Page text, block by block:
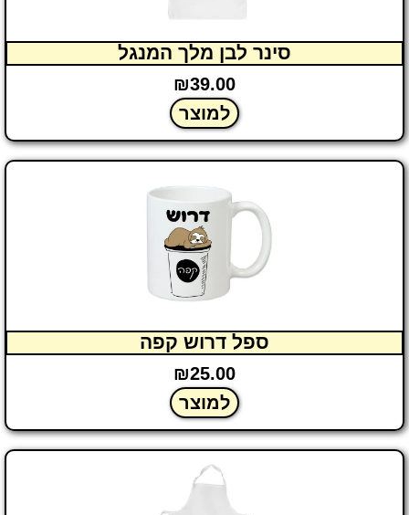
סינר לבן מלך המנגל
₪39.00
למוצר
ספל דרוש קפה
₪25.00
למוצר